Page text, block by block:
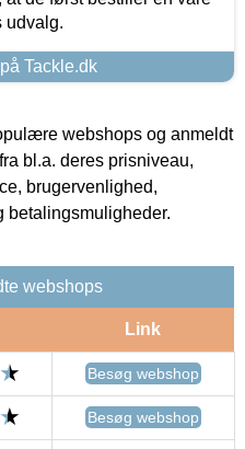
udvalg.
Tackle.dk
webshops og anmeldt
bl.a. deres prisniveau,
brugervenlighed,
betalingsmuligheder.
webshops
Link
Besøg webshop
Besøg webshop